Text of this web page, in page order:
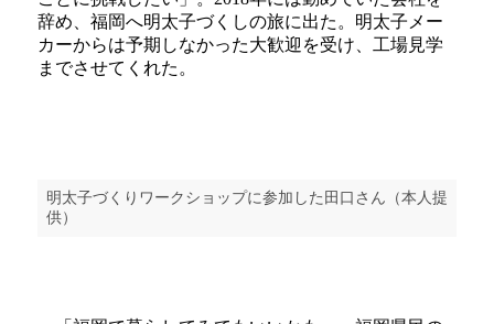
辞め、福岡へ明太子づくしの旅に出た。明太子メー
カーからは予期しなかった大歓迎を受け、工場見学
までさせてくれた。
明太子づくりワークショップに参加した田口さん（本人提
供）